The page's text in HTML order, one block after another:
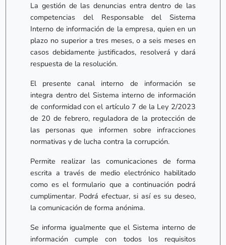
La gestión de las denuncias entra dentro de las
competencias del Responsable del Sistema
Interno de información de la empresa, quien en un
plazo no superior a tres meses, o a seis meses en
casos debidamente justificados, resolverá y dará
respuesta de la resolución.
El presente canal interno de información se
integra dentro del Sistema interno de información
de conformidad con el artículo 7 de la Ley 2/2023
de 20 de febrero, reguladora de la protección de
las personas que informen sobre infracciones
normativas y de lucha contra la corrupción.
Permite realizar las comunicaciones de forma
escrita a través de medio electrónico habilitado
como es el formulario que a continuación podrá
cumplimentar. Podrá efectuar, si así es su deseo,
la comunicación de forma anónima.
Se informa igualmente que el Sistema interno de
información cumple con todos los requisitos